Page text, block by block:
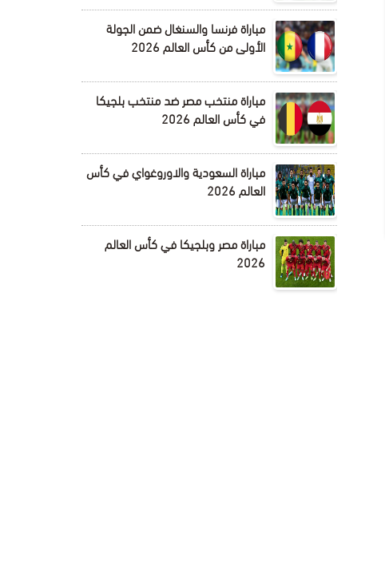
مباراة فرنسا والسنغال ضمن الجولة
الأولى من كأس العالم 2026
مباراة منتخب مصر ضد منتخب بلجيكا
في كأس العالم 2026
مباراة السعودية والاوروغواي في كأس
العالم 2026
مباراة مصر وبلجيكا في كأس العالم
2026